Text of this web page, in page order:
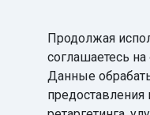
Автоматизацияchevron_right
Маркировкаchevron_right
Продолжая
соглашаетесь
Данные
предоставления